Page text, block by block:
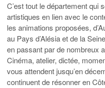
C’est tout le département qui
artistiques en lien avec le
les animations proposées,
au Pays d’Alésia et de la
en passant par de nombreux
Cinéma, atelier, dictée,
vous attendent jusqu’en
continuent de résonner en